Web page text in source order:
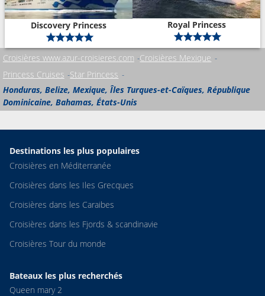
Discovery Princess Royal Princess
Croisières www.azur-croisieres.com Croisières Mexique
Princess Cruises Star Princess
Honduras, Belize, Mexique, Îles Turques-et-Caïques, République
Dominicaine, Bahamas, États-Unis
Destinations les plus populaires
Croisières en Méditerranée
Croisières dans les Iles Grecques
Croisières dans les Caraibes
Croisières dans les Fjords & scandinavie
Croisières Tour du monde
Bateaux les plus recherchés
Queen mary 2